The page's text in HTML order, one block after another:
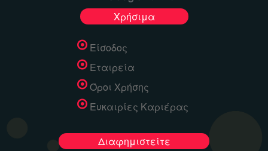
Χρήσιμα
Είσοδος
Εταιρεία
Όροι Χρήσης
Ευκαιρίες Καριέρας
Διαφημιστείτε